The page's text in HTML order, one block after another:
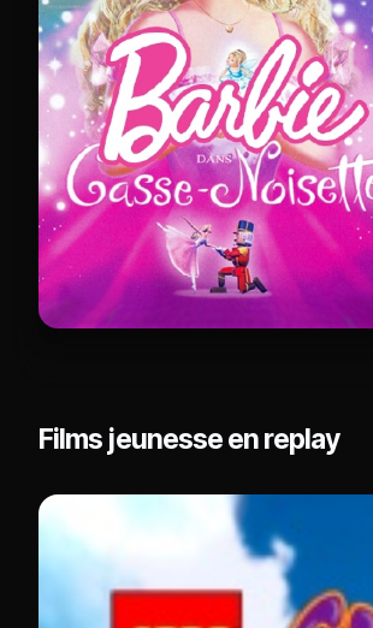
Films jeunesse en replay